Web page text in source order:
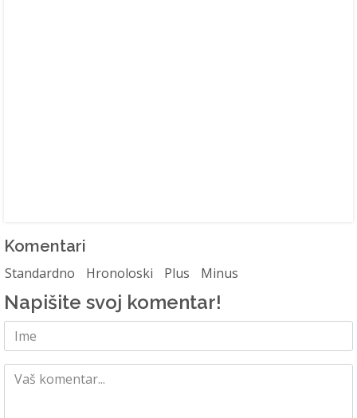
Komentari
Standardno Hronoloski Plus Minus
Napišite svoj komentar!